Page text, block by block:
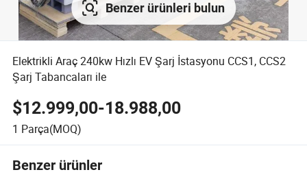
Benzer ürünleri bulun
Elektrikli Araç 240kw Hızlı EV Şarj İstasyonu CCS1, CCS2
Şarj Tabancaları ile
$12.999,00-18.988,00
1 Parça(MOQ)
Benzer ürünler